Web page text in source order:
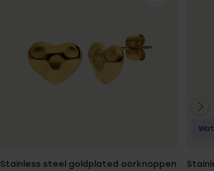
Stainless steel goldplated oorknoppen